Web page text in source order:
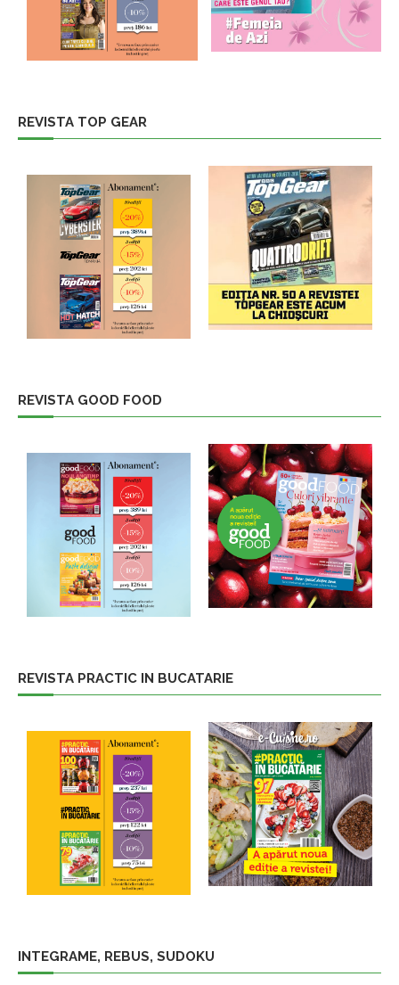
REVISTA TOP GEAR
REVISTA GOOD FOOD
REVISTA PRACTIC IN BUCATARIE
INTEGRAME, REBUS, SUDOKU